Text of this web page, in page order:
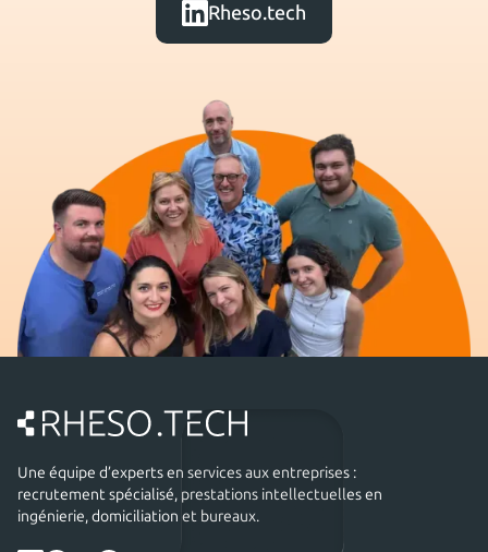
Rheso.tech
Une équipe d’experts en services aux entreprises :
recrutement spécialisé, prestations intellectuelles en
ingénierie, domiciliation et bureaux.